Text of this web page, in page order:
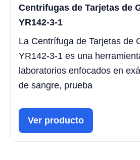
Centrifugas de Tarjetas de
YR142-3-1
La Centrífuga de Tarjetas de
YR142-3-1 es una
laboratorios enfocados en
de sangre, prueba
Ver producto